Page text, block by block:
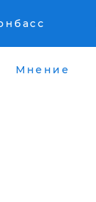
Мнение